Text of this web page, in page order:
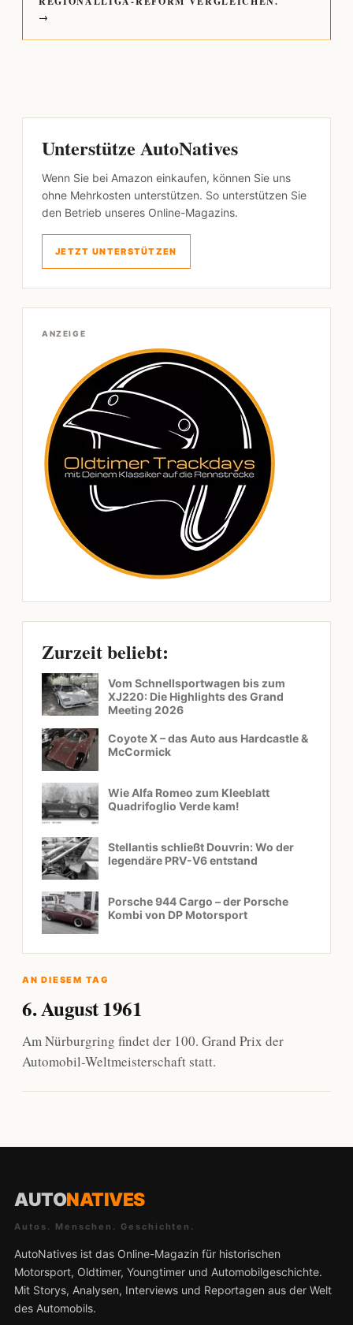
→
Unterstütze AutoNatives
Wenn Sie bei Amazon einkaufen, können Sie uns
ohne Mehrkosten unterstützen. So unterstützen Sie
den Betrieb unseres Online-Magazins.
JETZT UNTERSTÜTZEN
ANZEIGE
Zurzeit beliebt:
Vom Schnellsportwagen bis zum
XJ220: Die Highlights des Grand
Meeting 2026
Coyote X – das Auto aus Hardcastle &
McCormick
Wie Alfa Romeo zum Kleeblatt
Quadrifoglio Verde kam!
Stellantis schließt Douvrin: Wo der
legendäre PRV-V6 entstand
Porsche 944 Cargo – der Porsche
Kombi von DP Motorsport
AN DIESEM TAG
6. August 1961
Am Nürburgring findet der 100. Grand Prix der
Automobil-Weltmeisterschaft statt.
AUTONATIVES
Autos. Menschen. Geschichten.
AutoNatives ist das Online-Magazin für historischen
Motorsport, Oldtimer, Youngtimer und Automobilgeschichte.
Mit Storys, Analysen, Interviews und Reportagen aus der Welt
des Automobils.